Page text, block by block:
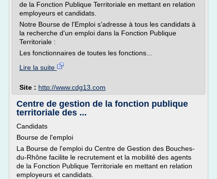
de la Fonction Publique Territoriale en mettant en relation
employeurs et candidats.
Notre Bourse de l'Emploi s'adresse à tous les candidats à
la recherche d'un emploi dans la Fonction Publique
Territoriale :
Les fonctionnaires de toutes les fonctions...
Lire la suite
Site : http://www.cdg13.com
Centre de gestion de la fonction publique
territoriale des ...
Candidats
Bourse de l'emploi
La Bourse de l'emploi du Centre de Gestion des Bouches-
du-Rhône facilite le recrutement et la mobilité des agents
de la Fonction Publique Territoriale en mettant en relation
employeurs et candidats.